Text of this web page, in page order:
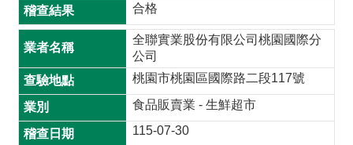
覽
回
頁
桃
園
合格
全聯實業股份有限公司桃園國際分
公司
桃園市桃園區國際路二段117號
食品販賣業 - 生鮮超市
115-07-30